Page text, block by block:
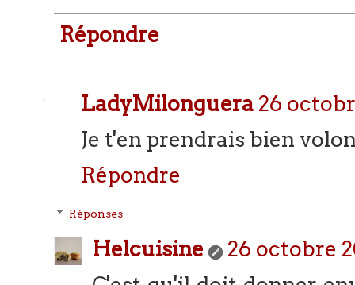
Répondre
LadyMilonguera 26
Je t'en prendrais bien
Répondre
Réponses
Helcuisine
26 octobre